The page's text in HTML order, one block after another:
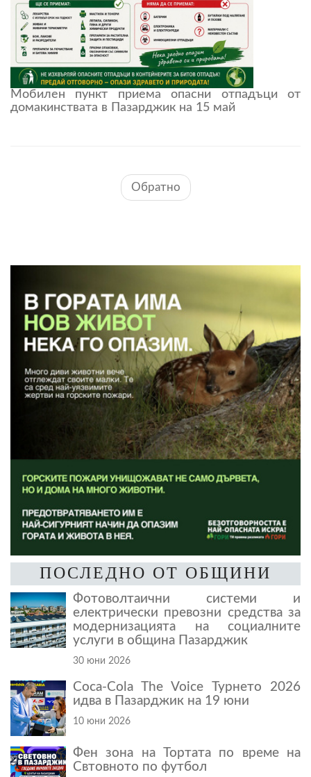
Мобилен пункт приема опасни отпадъци от
домакинствата в Пазарджик на 15 май
Обратно
ПОСЛЕДНО ОТ ОБЩИНИ
Фотоволтаични системи и
електрически превозни средства за
модернизацията на социалните
услуги в община Пазарджик
30 юни 2026
Coca-Cola The Voice Турнето 2026
идва в Пазарджик на 19 юни
10 юни 2026
Фен зона на Тортата по време на
Свтовното по футбол